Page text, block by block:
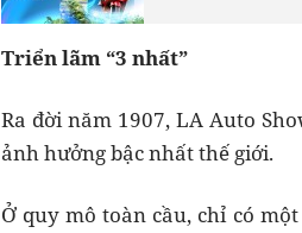
Triển lãm “3 nhất”
Ra đời năm 1907, LA Auto
ảnh hưởng bậc nhất thế giới.
Ở quy mô toàn cầu, chỉ có